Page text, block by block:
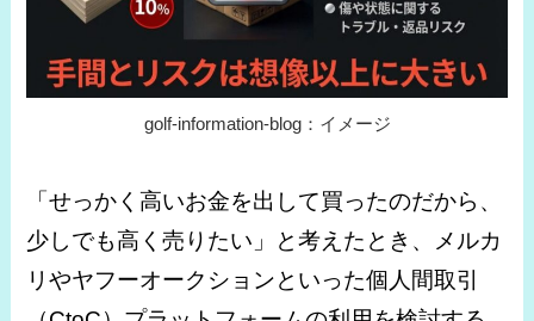
golf-information-blog：イメージ
「せっかく高いお金を出して買ったのだから、
少しでも高く売りたい」と考えたとき、メルカ
リやヤフーオークションといった個人間取引